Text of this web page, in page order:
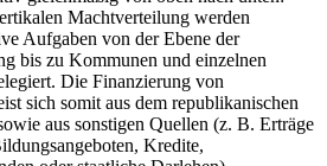
Machtverteilung werden
Aufgaben von der Ebene der
bis zu Kommunen und einzelnen
Die Finanzierung von
sich somit aus dem republikanischen
aus sonstigen Quellen (z. B. Erträge
Kredite,